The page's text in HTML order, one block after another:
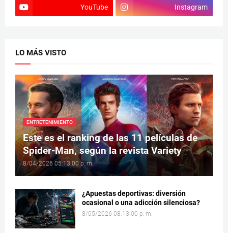
YouTube Instagram
LO MÁS VISTO
ENTRETENIMIENTO
Este es el ranking de las 11 películas de
Spider-Man, según la revista Variety
8/04/2026 05:13:00 p. m.
¿Apuestas deportivas: diversión
ocasional o una adicción silenciosa?
8/05/2026 08:13:00 p. m.